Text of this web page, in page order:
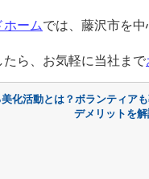
ームでは、藤沢市を中
ら、お気軽に当社まで
化活動とは？ボランティア
デメリットを